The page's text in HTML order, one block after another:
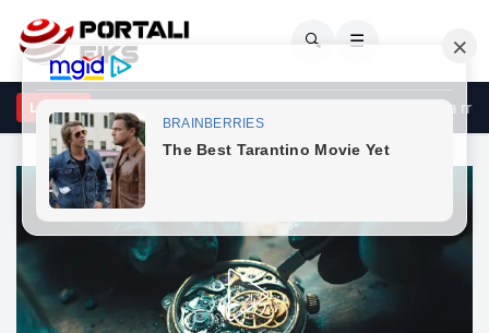
🔍 ☰
LAJME
godet opozitën: Po bllokon shtetin me shpresën se do ta